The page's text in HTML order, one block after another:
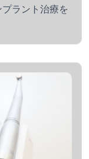
ラント治療を